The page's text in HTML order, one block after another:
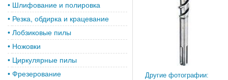
• Шлифование и полировка
• Резка, обдирка и крацевание
• Лобзиковые пилы
• Ножовки
• Циркулярные пилы
• Фрезерование
Другие фотографии: